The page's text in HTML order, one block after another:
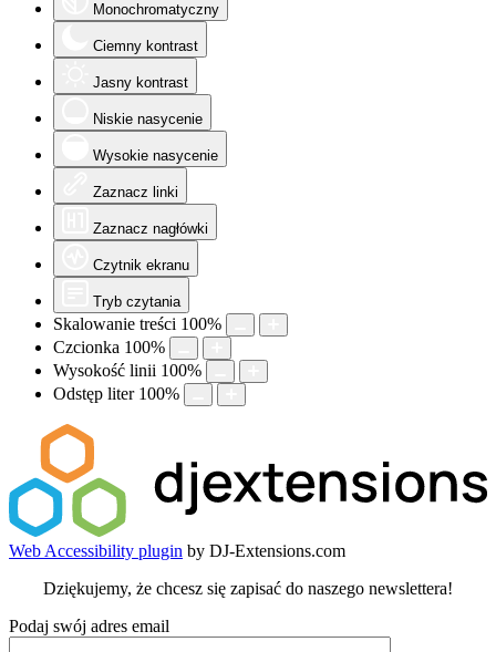
Monochromatyczny
Ciemny kontrast
Jasny kontrast
Niskie nasycenie
Wysokie nasycenie
Zaznacz linki
Zaznacz nagłówki
Czytnik ekranu
Tryb czytania
Skalowanie treści 100%
Czcionka 100%
Wysokość linii 100%
Odstęp liter 100%
Web Accessibility plugin by DJ-Extensions.com
Dziękujemy, że chcesz się zapisać do naszego newslettera!
Podaj swój adres email